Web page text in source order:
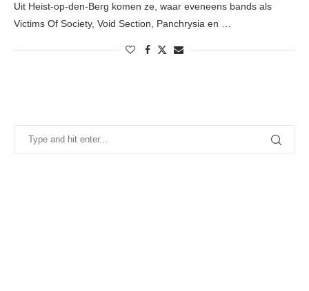
Uit Heist-op-den-Berg komen ze, waar eveneens bands als
Victims Of Society, Void Section, Panchrysia en …